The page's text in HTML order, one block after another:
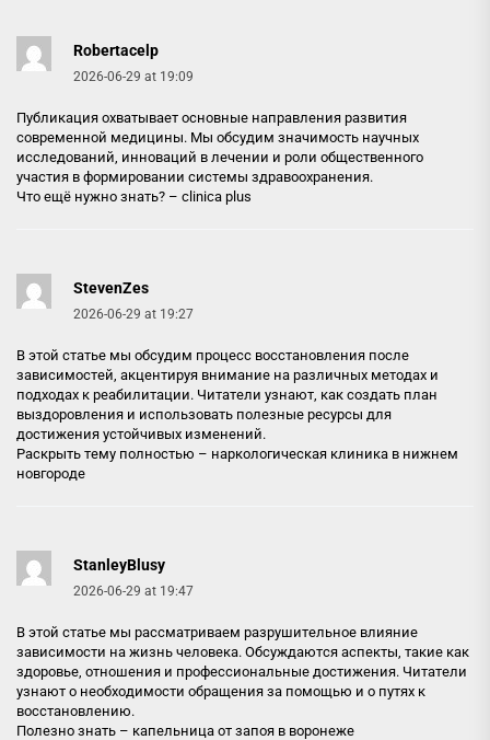
Robertacelp
2026-06-29 at 19:09
Публикация охватывает основные направления развития
современной медицины. Мы обсудим значимость научных
исследований, инноваций в лечении и роли общественного
участия в формировании системы здравоохранения.
Что ещё нужно знать? – clinica plus
StevenZes
2026-06-29 at 19:27
В этой статье мы обсудим процесс восстановления после
зависимостей, акцентируя внимание на различных методах и
подходах к реабилитации. Читатели узнают, как создать план
выздоровления и использовать полезные ресурсы для
достижения устойчивых изменений.
Раскрыть тему полностью – наркологическая клиника в нижнем
новгороде
StanleyBlusy
2026-06-29 at 19:47
В этой статье мы рассматриваем разрушительное влияние
зависимости на жизнь человека. Обсуждаются аспекты, такие как
здоровье, отношения и профессиональные достижения. Читатели
узнают о необходимости обращения за помощью и о путях к
восстановлению.
Полезно знать – капельница от запоя в воронеже